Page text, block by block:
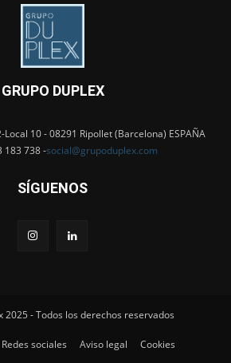
GRUPO DUPLEX
10 - 08291 Ripollet (Barcelona) ESPAÑA
183 738 -social@grupoduplex.com
SÍGUENOS
2025 - Todos los derechos reservados
Redes sociales Aviso legal Cookies